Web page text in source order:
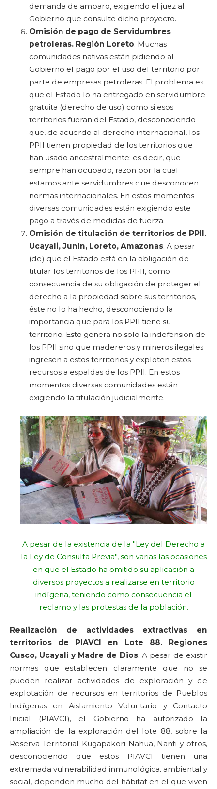
demanda de amparo, exigiendo el juez al
Gobierno que consulte dicho proyecto.
Omisión de pago de Servidumbres
petroleras. Región Loreto. Muchas
comunidades nativas están pidiendo al
Gobierno el pago por el uso del territorio por
parte de empresas petroleras. El problema es
que el Estado lo ha entregado en servidumbre
gratuita (derecho de uso) como si esos
territorios fueran del Estado, desconociendo
que, de acuerdo al derecho internacional, los
PPII tienen propiedad de los territorios que
han usado ancestralmente; es decir, que
siempre han ocupado, razón por la cual
estamos ante servidumbres que desconocen
normas internacionales. En estos momentos
diversas comunidades están exigiendo este
pago a través de medidas de fuerza.
Omisión de titulación de territorios de PPII.
Ucayali, Junín, Loreto, Amazonas. A pesar
(de) que el Estado está en la obligación de
titular los territorios de los PPII, como
consecuencia de su obligación de proteger el
derecho a la propiedad sobre sus territorios,
éste no lo ha hecho, desconociendo la
importancia que para los PPII tiene su
territorio. Esto genera no solo la indefensión de
los PPII sino que madereros y mineros ilegales
ingresen a estos territorios y exploten estos
recursos a espaldas de los PPII. En estos
momentos diversas comunidades están
exigiendo la titulación judicialmente.
A pesar de la existencia de la "Ley del Derecho a
la Ley de Consulta Previa", son varias las ocasiones
en que el Estado ha omitido su aplicación a
diversos proyectos a realizarse en territorio
indígena, teniendo como consecuencia el
reclamo y las protestas de la población.
Realización de actividades extractivas en
territorios de PIAVCI en Lote 88. Regiones
Cusco, Ucayali y Madre de Dios. A pesar de existir
normas que establecen claramente que no se
pueden realizar actividades de exploración y de
explotación de recursos en territorios de Pueblos
Indígenas en Aislamiento Voluntario y Contacto
Inicial (PIAVCI), el Gobierno ha autorizado la
ampliación de la exploración del lote 88, sobre la
Reserva Territorial Kugapakori Nahua, Nanti y otros,
desconociendo que estos PIAVCI tienen una
extremada vulnerabilidad inmunológica, ambiental y
social, dependen mucho del hábitat en el que viven